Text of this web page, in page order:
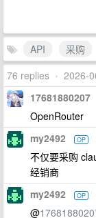
API 采购
76 replies • 2026-
17681880207
OpenRouter
my2492 OP
不仅要采购
经销商
my2492 OP
@